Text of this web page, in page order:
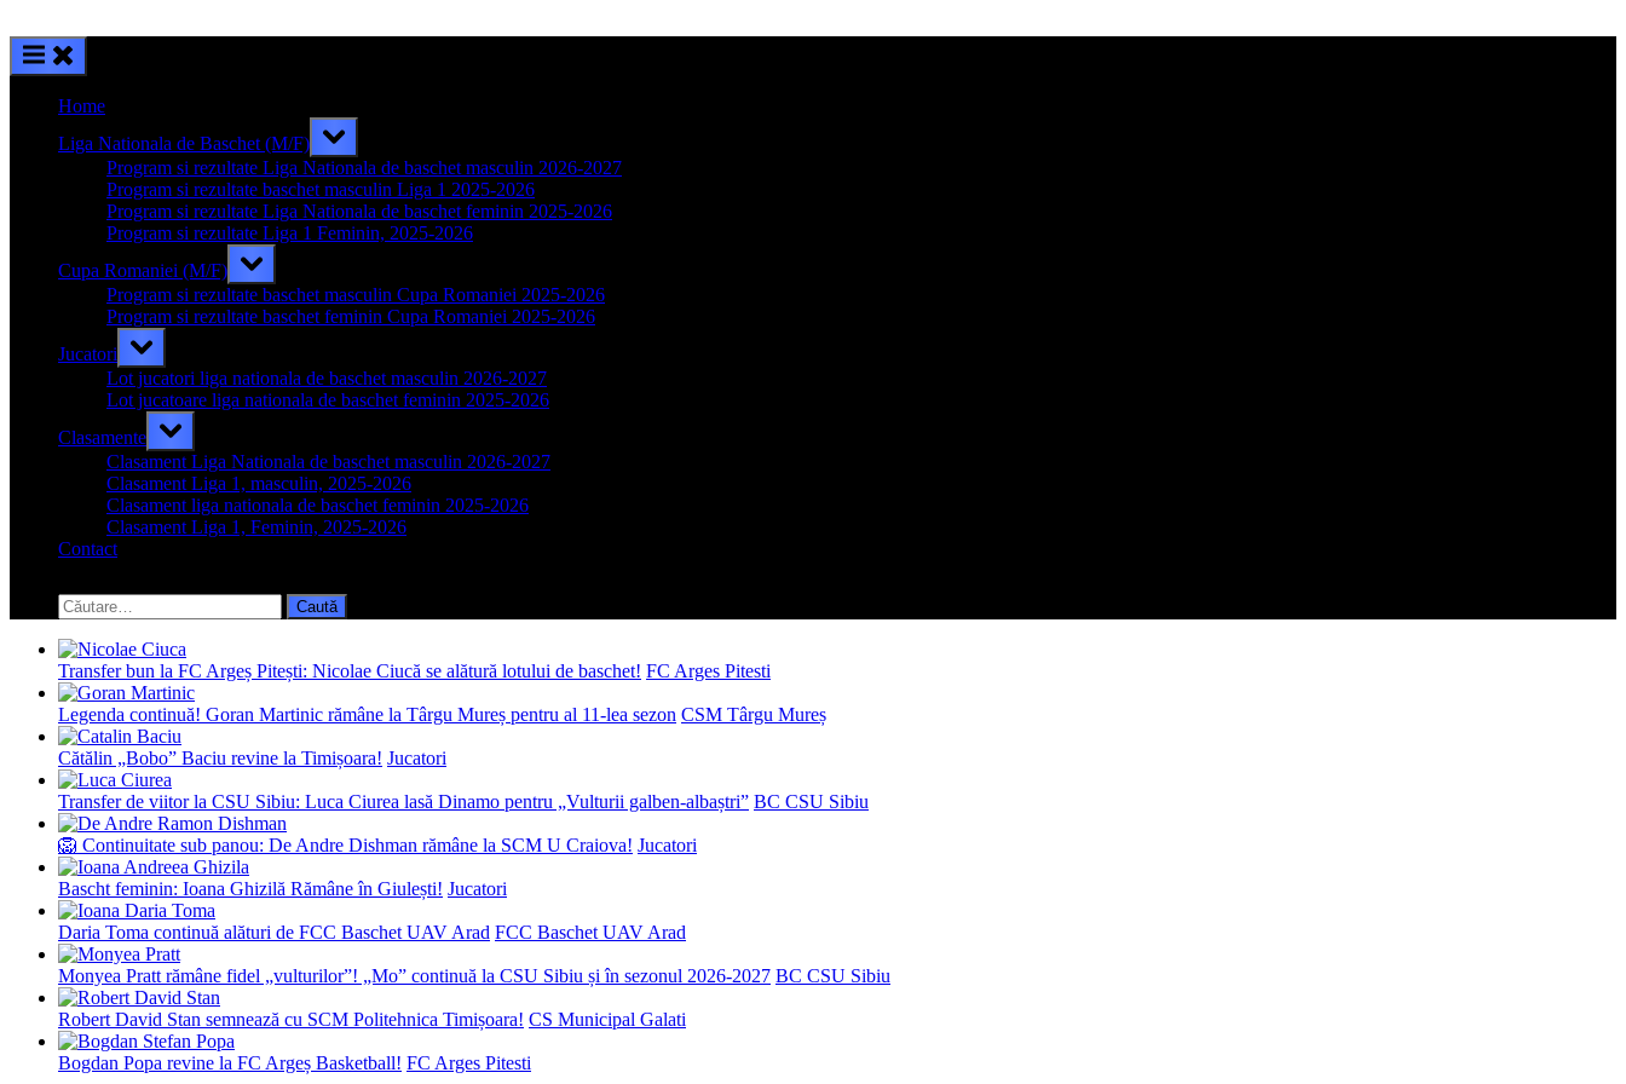
Home
Liga Nationala de Baschet (M/F)
Toggle
sub-
menu
Program si rezultate Liga Nationala de baschet masculin 2026-2027
Program si rezultate baschet masculin Liga 1 2025-2026
Program si rezultate Liga Nationala de baschet feminin 2025-2026
Program si rezultate Liga 1 Feminin, 2025-2026
Cupa Romaniei (M/F)
Toggle
sub-
menu
Program si rezultate baschet masculin Cupa Romaniei 2025-2026
Program si rezultate baschet feminin Cupa Romaniei 2025-2026
Jucatori
Toggle
sub-
menu
Lot jucatori liga nationala de baschet masculin 2026-2027
Lot jucatoare liga nationala de baschet feminin 2025-2026
Clasamente
Toggle
sub-
menu
Clasament Liga Nationala de baschet masculin 2026-2027
Clasament Liga 1, masculin, 2025-2026
Clasament liga nationala de baschet feminin 2025-2026
Clasament Liga 1, Feminin, 2025-2026
Contact
search
form
Caută
după:
Transfer bun la FC Argeș Pitești: Nicolae Ciucă se alătură lotului de baschet! FC Arges Pitesti
Legenda continuă! Goran Martinic rămâne la Târgu Mureș pentru al 11-lea sezon CSM Târgu Mureș
Cătălin „Bobo” Baciu revine la Timișoara! Jucatori
Transfer de viitor la CSU Sibiu: Luca Ciurea lasă Dinamo pentru „Vulturii galben-albaștri” BC CSU Sibiu
🦁 Continuitate sub panou: De Andre Dishman rămâne la SCM U Craiova! Jucatori
Bascht feminin: Ioana Ghizilă Rămâne în Giulești! Jucatori
Daria Toma continuă alături de FCC Baschet UAV Arad FCC Baschet UAV Arad
Monyea Pratt rămâne fidel „vulturilor”! „Mo” continuă la CSU Sibiu și în sezonul 2026-2027 BC CSU Sibiu
Robert David Stan semnează cu SCM Politehnica Timișoara! CS Municipal Galati
Bogdan Popa revine la FC Argeș Basketball! FC Arges Pitesti